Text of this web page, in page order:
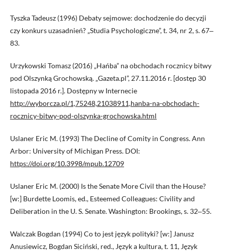
Tyszka Tadeusz (1996) Debaty sejmowe: dochodzenie do decyzji
czy konkurs uzasadnień? „Studia Psychologiczne”, t. 34, nr 2, s. 67‒
83.
Urzykowski Tomasz (2016) „Hańba” na obchodach rocznicy bitwy
pod Olszynką Grochowską. „Gazeta.pl”, 27.11.2016 r. [dostęp 30
listopada 2016 r.]. Dostępny w Internecie
http://wyborcza.pl/1,75248,21038911,hanba-na-obchodach-
rocznicy-bitwy-pod-olszynka-grochowska.html
Uslaner Eric M. (1993) The Decline of Comity in Congress. Ann
Arbor: University of Michigan Press. DOI:
https://doi.org/10.3998/mpub.12709
Uslaner Eric M. (2000) Is the Senate More Civil than the House?
[w:] Burdette Loomis, ed., Esteemed Colleagues: Civility and
Deliberation in the U. S. Senate. Washington: Brookings, s. 32‒55.
Walczak Bogdan (1994) Co to jest język polityki? [w:] Janusz
Anusiewicz, Bogdan Siciński, red., Język a kultura, t. 11, Język